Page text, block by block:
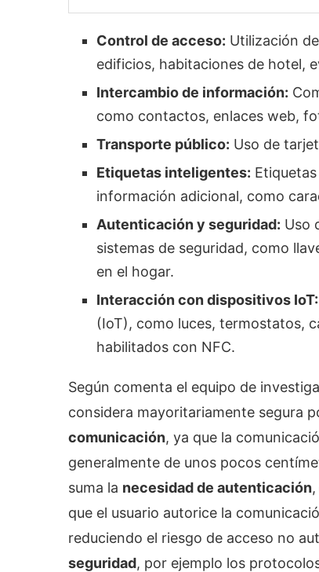
Control de acceso: Utilización
edificios, habitaciones de hotel,
Intercambio de información:
como contactos, enlaces web,
Transporte público: Uso de
Etiquetas inteligentes:
información adicional, como
Autenticación y seguridad: Uso
sistemas de seguridad, como
en el hogar.
Interacción con dispositivos IoT:
(IoT), como luces, termostatos,
habilitados con NFC.
Según comenta el equipo de
considera mayoritariamente segura
comunicación, ya que la
generalmente de unos pocos
suma la necesidad de autenticación
que el usuario autorice la
reduciendo el riesgo de acceso no
seguridad, por ejemplo los